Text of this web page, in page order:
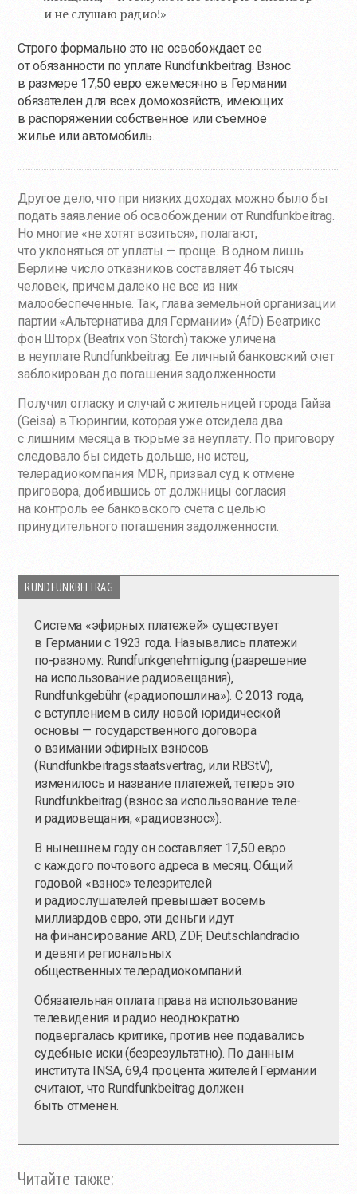
и не слушаю радио!»
Строго формально это не освобождает ее
от обязанности по уплате Rundfunkbeitrag. Взнос
в размере 17,50 евро ежемесячно в Германии
обязателен для всех домохозяйств, имеющих
в распоряжении собственное или съемное
жилье или автомобиль.
Другое дело, что при низких доходах можно было бы
подать заявление об освобождении от Rundfunkbeitrag.
Но многие «не хотят возиться», полагают,
что уклоняться от уплаты — проще. В одном лишь
Берлине число отказников составляет 46 тысяч
человек, причем далеко не все из них
малообеспеченные. Так, глава земельной организации
партии «Альтернатива для Германии» (AfD) Беатрикс
фон Шторх (Beatrix von Storch) также уличена
в неуплате Rundfunkbeitrag. Ее личный банковский счет
заблокирован до погашения задолженности.
Получил огласку и случай с жительницей города Гайза
(Geisa) в Тюрингии, которая уже отсидела два
с лишним месяца в тюрьме за неуплату. По приговору
следовало бы сидеть дольше, но истец,
телерадиокомпания MDR, призвал суд к отмене
приговора, добившись от должницы согласия
на контроль ее банковского счета с целью
принудительного погашения задолженности.
RUNDFUNKBEITRAG
Система «эфирных платежей» существует
в Германии с 1923 года. Назывались платежи
по-разному: Rundfunkgenehmigung (разрешение
на использование радиовещания),
Rundfunkgebühr («радиопошлина»). С 2013 года,
с вступлением в силу новой юридической
основы — государственного договора
о взимании эфирных взносов
(Rundfunkbeitragsstaatsvertrag, или RBStV),
изменилось и название платежей, теперь это
Rundfunkbeitrag (взнос за использование теле-
и радиовещания, «радиовзнос»).
В нынешнем году он составляет 17,50 евро
с каждого почтового адреса в месяц. Общий
годовой «взнос» телезрителей
и радиослушателей превышает восемь
миллиардов евро, эти деньги идут
на финансирование ARD, ZDF, Deutschlandradio
и девяти региональных
общественных телерадиокомпаний.
Обязательная оплата права на использование
телевидения и радио неоднократно
подвергалась критике, против нее подавались
судебные иски (безрезультатно). По данным
института INSA, 69,4 процента жителей Германии
считают, что Rundfunkbeitrag должен
быть отменен.
Читайте также: